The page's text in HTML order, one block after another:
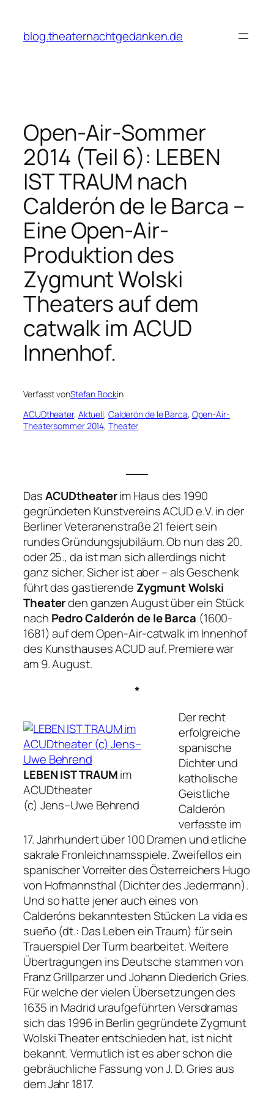
springen
blog.theaternachtgedanken.de
Open-Air-Sommer
2014 (Teil 6): LEBEN
IST TRAUM nach
Calderón de le Barca –
Eine Open-Air-
Produktion des
Zygmunt Wolski
Theaters auf dem
catwalk im ACUD
Innenhof.
Verfasst vonStefan Bockin
ACUDtheater, Aktuell, Calderón de le Barca, Open-Air-
Theatersommer 2014, Theater
DasACUDtheaterim Haus des 1990
gegründeten Kunstvereins ACUD e.V. in der
Berliner Veteranenstraße 21 feiert sein
rundes Gründungsjubiläum. Ob nun das 20.
oder 25., da ist man sich allerdings nicht
ganz sicher. Sicher ist aber – als Geschenk
führt das gastierende Zygmunt Wolski
Theaterden ganzen August über ein Stück
nach Pedro Calderón de le Barca (1600-
1681) auf dem Open-Air-catwalk im Innenhof
des Kunsthauses ACUD auf. Premiere war
am 9. August.
*
LEBEN IST TRAUMim
ACUDtheater
(c) Jens–Uwe Behrend
Der recht
erfolgreiche
spanische
Dichter und
katholische
Geistliche
Calderón
verfasste im
17. Jahrhundert über 100 Dramen und etliche
sakrale Fronleichnamsspiele. Zweifellos ein
spanischer Vorreiter des Österreichers Hugo
von Hofmannsthal (Dichter desJedermann).
Und so hatte jener auch eines von
Calderóns bekanntesten Stücken La vida es
sueño (dt.: Das Leben ein Traum) für sein
Trauerspiel Der Turmbearbeitet. Weitere
Übertragungen ins Deutsche stammen von
Franz Grillparzer und Johann Diederich Gries.
Für welche der vielen Übersetzungen des
1635 in Madrid uraufgeführten Versdramas
sich das 1996 in Berlin gegründete Zygmunt
Wolski Theater entschieden hat, ist nicht
bekannt. Vermutlich ist es aber schon die
gebräuchliche Fassung von J. D. Gries aus
dem Jahr 1817.